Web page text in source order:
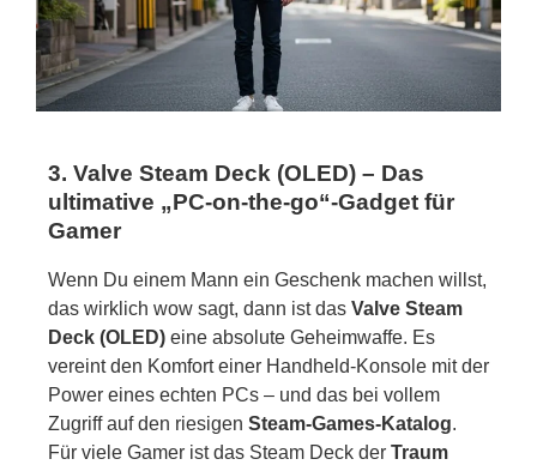
3. Valve Steam Deck (OLED) – Das
ultimative „PC-on-the-go“-Gadget für
Gamer
Wenn Du einem Mann ein Geschenk machen willst,
das wirklich wow sagt, dann ist das Valve Steam
Deck (OLED) eine absolute Geheimwaffe. Es
vereint den Komfort einer Handheld-Konsole mit der
Power eines echten PCs – und das bei vollem
Zugriff auf den riesigen Steam-Games-Katalog.
Für viele Gamer ist das Steam Deck der Traum